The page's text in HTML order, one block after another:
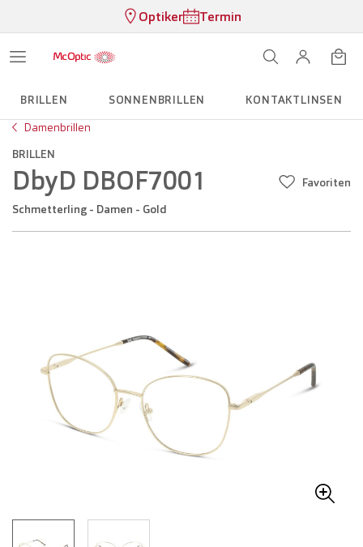
Optiker Termin
BRILLEN SONNENBRILLEN
KONTAKTLINSEN
Damenbrillen
BRILLEN
DbyD DBOF7001
Schmetterling - Damen - Gold
Favoriten